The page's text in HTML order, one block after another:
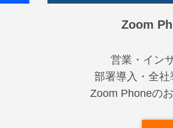
Zoom
営業・イン
部署導入・全
Zoom Phoneの